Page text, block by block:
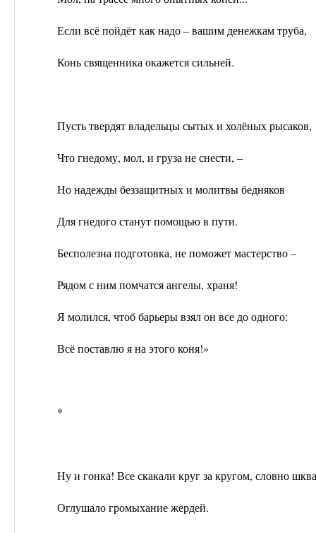
Если всё пойдёт как надо – вашим денежкам труба,
Конь священника окажется сильней.
Пусть твердят владельцы сытых и холёных рысаков,
Что гнедому, мол, и груза не снести, –
Но надежды беззащитных и молитвы бедняков
Для гнедого станут помощью в пути.
Бесполезна подготовка, не поможет мастерство –
Рядом с ним помчатся ангелы, храня!
Я молился, чтоб барьеры взял он все до одного:
Всё поставлю я на этого коня!»
*
Ну и гонка! Все скакали круг за кругом, словно
Оглушало громыхание жердей.